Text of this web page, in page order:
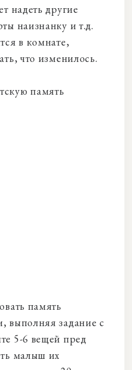
надеть другие
наизнанку и т.д.
в комнате,
что изменилось.
память
выполняя задание с
5-6 вещей пред
малыш их